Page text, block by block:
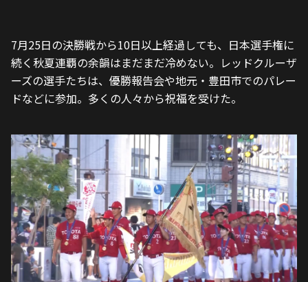
7月25日の決勝戦から10日以上経過しても、日本選手権に
続く秋夏連覇の余韻はまだまだ冷めない。レッドクルーザ
ーズの選手たちは、優勝報告会や地元・豊田市でのパレー
ドなどに参加。多くの人々から祝福を受けた。